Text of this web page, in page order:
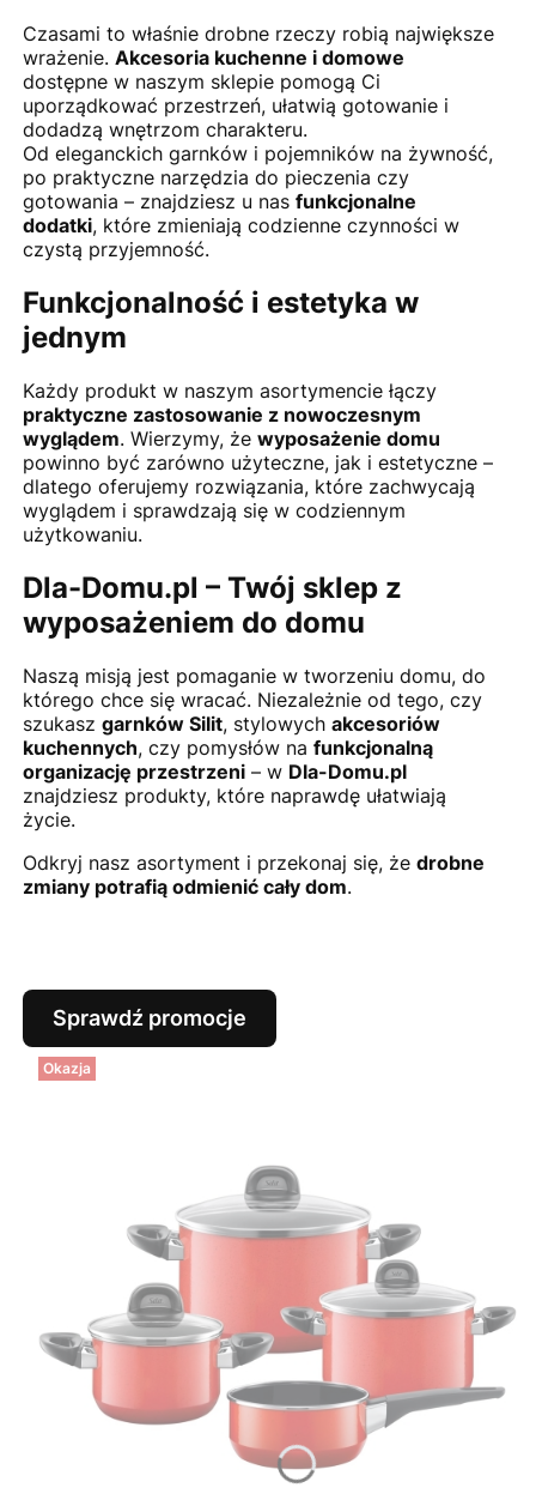
Czasami to właśnie drobne rzeczy robią największe
wrażenie. Akcesoria kuchenne i domowe
dostępne w naszym sklepie pomogą Ci
uporządkować przestrzeń, ułatwią gotowanie i
dodadzą wnętrzom charakteru.
Od eleganckich garnków i pojemników na żywność,
po praktyczne narzędzia do pieczenia czy
gotowania – znajdziesz u nas funkcjonalne
dodatki, które zmieniają codzienne czynności w
czystą przyjemność.
Funkcjonalność i estetyka w
jednym
Każdy produkt w naszym asortymencie łączy
praktyczne zastosowanie z nowoczesnym
wyglądem. Wierzymy, że wyposażenie domu
powinno być zarówno użyteczne, jak i estetyczne –
dlatego oferujemy rozwiązania, które zachwycają
wyglądem i sprawdzają się w codziennym
użytkowaniu.
Dla-Domu.pl – Twój sklep z
wyposażeniem do domu
Naszą misją jest pomaganie w tworzeniu domu, do
którego chce się wracać. Niezależnie od tego, czy
szukasz garnków Silit, stylowych akcesoriów
kuchennych, czy pomysłów na funkcjonalną
organizację przestrzeni– w Dla-Domu.pl
znajdziesz produkty, które naprawdę ułatwiają
życie.
Odkryj nasz asortyment i przekonaj się, że drobne
zmiany potrafią odmienić cały dom.
Sprawdź promocje
Okazja